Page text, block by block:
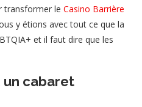
transformer le Casino Barrière
y étions avec tout ce que la
et il faut dire que les
un cabaret